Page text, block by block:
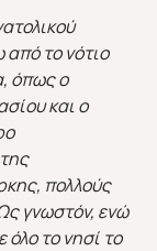
το νότιο
όπως ο
και ο
πολλούς
γνωστόν, ενώ
όλο το νησί το